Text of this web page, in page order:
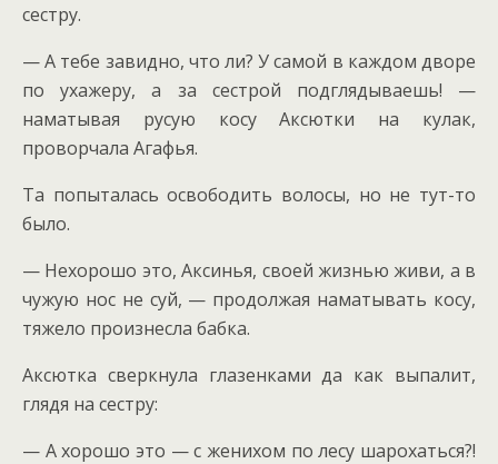
сестру.
— А тебе завидно, что ли? У самой в каждом дворе
по ухажеру, а за сестрой подглядываешь! —
наматывая русую косу Аксютки на кулак,
проворчала Агафья.
Та попыталась освободить волосы, но не тут-то
было.
— Нехорошо это, Аксинья, своей жизнью живи, а в
чужую нос не суй, — продолжая наматывать косу,
тяжело произнесла бабка.
Аксютка сверкнула глазенками да как выпалит,
глядя на сестру:
— А хорошо это — с женихом по лесу шарохаться?!